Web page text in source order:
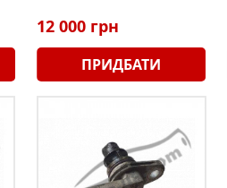
12 000 грн
ПРИДБАТИ